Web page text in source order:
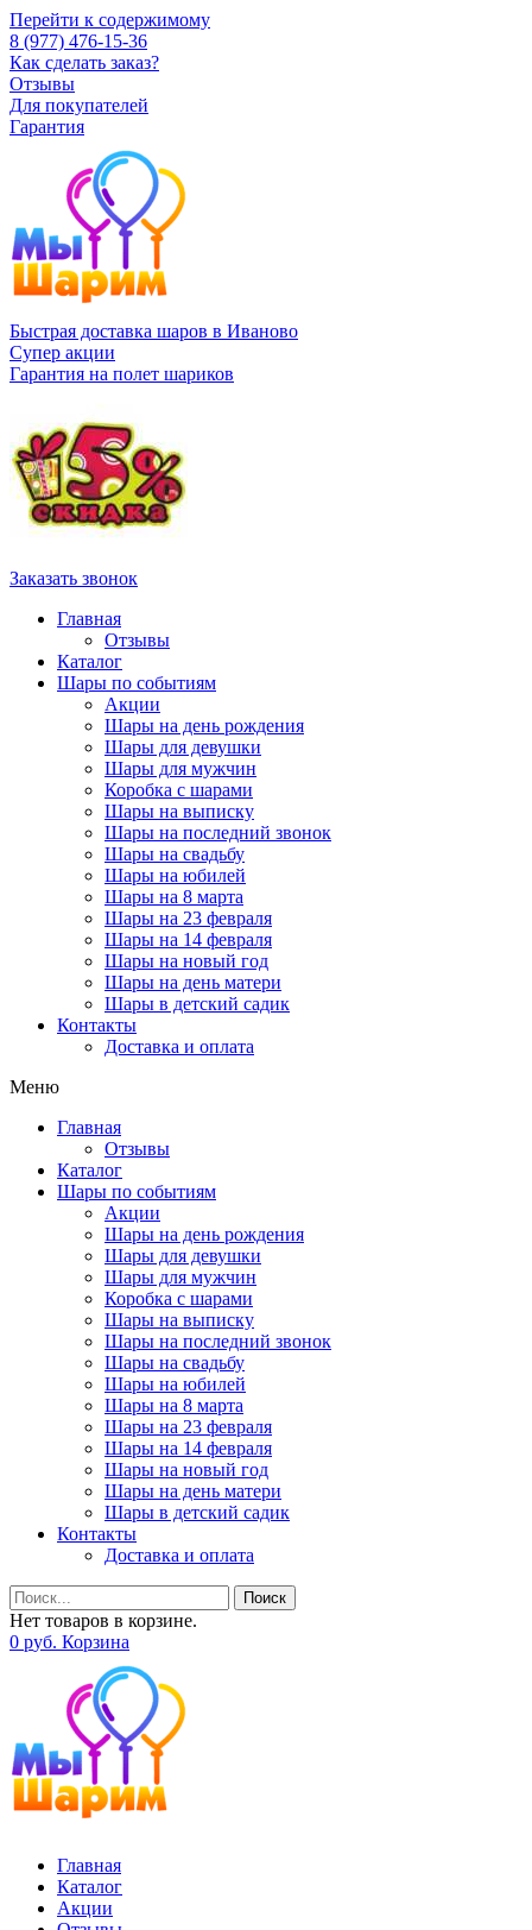
Перейти к содержимому
8 (977) 476-15-36
Как сделать заказ?
Отзывы
Для покупателей
Гарантия
Быстрая доставка шаров в Иваново
Супер акции
Гарантия на полет шариков
Заказать звонок
Главная
Отзывы
Каталог
Шары по событиям
Акции
Шары на день рождения
Шары для девушки
Шары для мужчин
Коробка с шарами
Шары на выписку
Шары на последний звонок
Шары на свадьбу
Шары на юбилей
Шары на 8 марта
Шары на 23 февраля
Шары на 14 февраля
Шары на новый год
Шары на день матери
Шары в детский садик
Контакты
Доставка и оплата
Меню
Главная
Отзывы
Каталог
Шары по событиям
Акции
Шары на день рождения
Шары для девушки
Шары для мужчин
Коробка с шарами
Шары на выписку
Шары на последний звонок
Шары на свадьбу
Шары на юбилей
Шары на 8 марта
Шары на 23 февраля
Шары на 14 февраля
Шары на новый год
Шары на день матери
Шары в детский садик
Контакты
Доставка и оплата
Поиск
Нет товаров в корзине.
0 руб. Корзина
Главная
Каталог
Акции